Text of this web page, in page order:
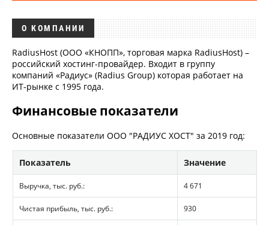
О КОМПАНИИ
RadiusHost (ООО «КНОПП», торговая марка RadiusHost) –
российский хостинг-провайдер. Входит в группу
компаний «Радиус» (Radius Group) которая работает на
ИТ-рынке с 1995 года.
Финансовые показатели
Основные показатели ООО "РАДИУС ХОСТ" за 2019 год:
Показатель Значение
Выручка, тыс. руб.: 4 671
Чистая прибыль, тыс. руб.: 930